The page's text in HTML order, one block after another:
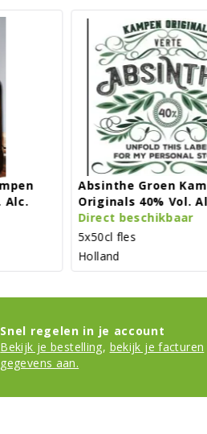
Absinthe Groen Kampen
Originals 40% Vol. Alc.
Direct beschikbaar
Snel regelen in je account
Bekijk je bestelling, bekijk je facturen
gegevens aan.